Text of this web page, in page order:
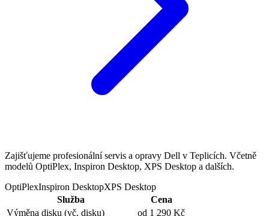
Zajišťujeme profesionální servis a opravy Dell v Teplicích. Včetně
modelů OptiPlex, Inspiron Desktop, XPS Desktop a dalších.
OptiPlexInspiron DesktopXPS Desktop
Služba
Cena
Výměna disku (vč. disku)
od 1 290 Kč